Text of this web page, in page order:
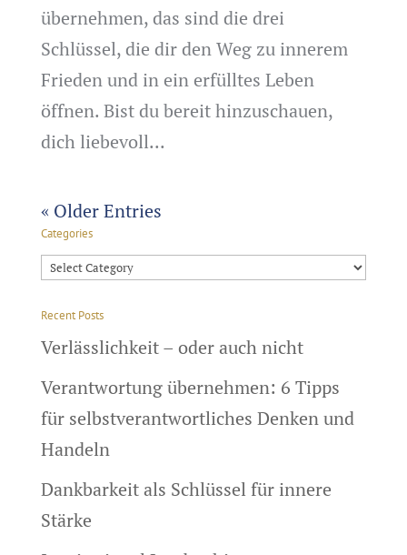
übernehmen, das sind die drei
Schlüssel, die dir den Weg zu innerem
Frieden und in ein erfülltes Leben
öffnen. Bist du bereit hinzuschauen,
dich liebevoll...
« Older Entries
Categories
Categories
Recent Posts
Verlässlichkeit – oder auch nicht
Verantwortung übernehmen: 6 Tipps
für selbstverantwortliches Denken und
Handeln
Dankbarkeit als Schlüssel für innere
Stärke